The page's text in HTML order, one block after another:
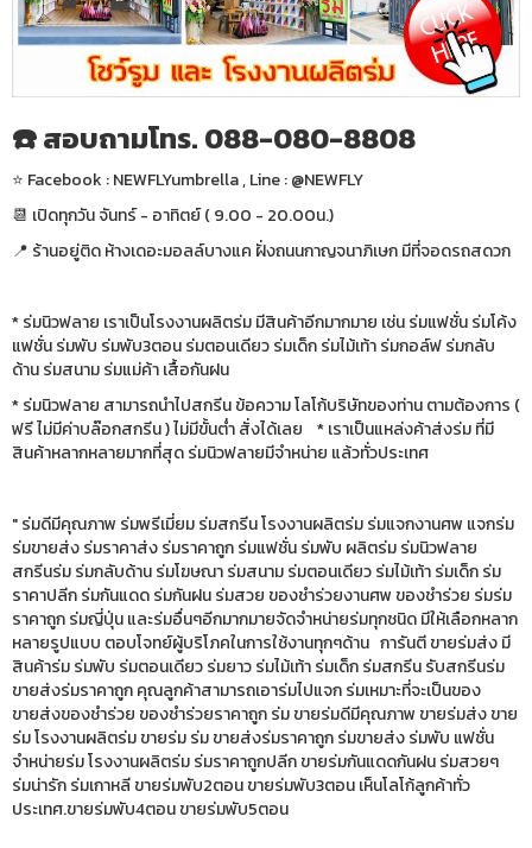
☎️ สอบถามโทร. 088-080-8808
⭐️ Facebook : NEWFLYumbrella , Line : @NEWFLY
📆 เปิดทุกวัน จันทร์ - อาทิตย์ ( 9.00 - 20.00น.)
📍 ร้านอยู่ติด ห้างเดอะมอลล์บางแค ฝั่งถนนกาญจนาภิเษก มีที่จอดรถสดวก
* ร่มนิวฟลาย เราเป็นโรงงานผลิตร่ม มีสินค้าอีกมากมาย เช่น ร่มแฟชั่น ร่มโค้ง
แฟชั่น ร่มพับ ร่มพับ3ตอน ร่มตอนเดียว ร่มเด็ก ร่มไม้เท้า ร่มกอล์ฟ ร่มกลับ
ด้าน ร่มสนาม ร่มแม่ค้า เสื้อกันฝน
* ร่มนิวฟลาย สามารถนำไปสกรีน ข้อความ โลโก้บริษัทของท่าน ตามต้องการ (
ฟรี ไม่มีค่าบล๊อกสกรีน ) ไม่มีขั้นต่ำ สั่งได้เลย * เราเป็นแหล่งค้าส่งร่ม ที่มี
สินค้าหลากหลายมากที่สุด ร่มนิวฟลายมีจำหน่าย แล้วทั่วประเทศ
" ร่มดีมีคุณภาพ ร่มพรีเมี่ยม ร่มสกรีน โรงงานผลิตร่ม ร่มแจกงานศพ แจกร่ม
ร่มขายส่ง ร่มราคาส่ง ร่มราคาถูก ร่มแฟชั่น ร่มพับ ผลิตร่ม ร่มนิวฟลาย
สกรีนร่ม ร่มกลับด้าน ร่มโฆษณา ร่มสนาม ร่มตอนเดียว ร่มไม้เท้า ร่มเด็ก ร่ม
ราคาปลีก ร่มกันแดด ร่มกันฝน ร่มสวย ของชำร่วยงานศพ ของชำร่วย ร่มร่ม
ราคาถูก ร่มญี่ปุ่น และร่มอื่นๆอีกมากมายจัดจำหน่ายร่มทุกชนิด มีให้เลือกหลาก
หลายรูปแบบ ตอบโจทย์ผู้บริโภคในการใช้งานทุกๆด้าน การันตี ขายร่มส่ง มี
สินค้าร่ม ร่มพับ ร่มตอนเดียว ร่มยาว ร่มไม้เท้า ร่มเด็ก ร่มสกรีน รับสกรีนร่ม
ขายส่งร่มราคาถูก คุณลูกค้าสามารถเอาร่มไปแจก ร่มเหมาะที่จะเป็นของ
ขายส่งของชำร่วย ของชำร่วยราคาถูก ร่ม ขายร่มดีมีคุณภาพ ขายร่มส่ง ขาย
ร่ม โรงงานผลิตร่ม ขายร่ม ร่ม ขายส่งร่มราคาถูก ร่มขายส่ง ร่มพับ แฟชั่น
จำหน่ายร่ม โรงงานผลิตร่ม ร่มราคาถูกปลีก ขายร่มกันแดดกันฝน ร่มสวยๆ
ร่มน่ารัก ร่มเกาหลี ขายร่มพับ2ตอน ขายร่มพับ3ตอน เห็นโลโก้ลูกค้าทั่ว
ประเทศ.ขายร่มพับ4ตอน ขายร่มพับ5ตอน